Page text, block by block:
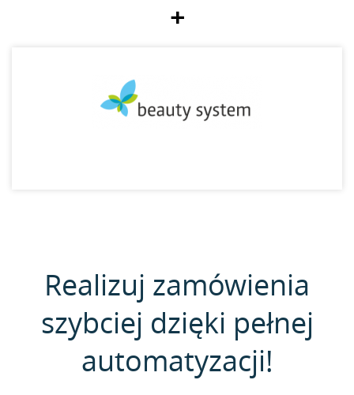
+
Realizuj zamówienia
szybciej dzięki pełnej
automatyzacji!